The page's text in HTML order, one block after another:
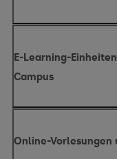
E-Learning-
Campus
Online-Vorlesungen